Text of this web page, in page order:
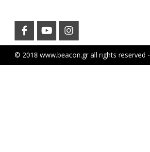
© 2018 www.beacon.gr all rights reserved -